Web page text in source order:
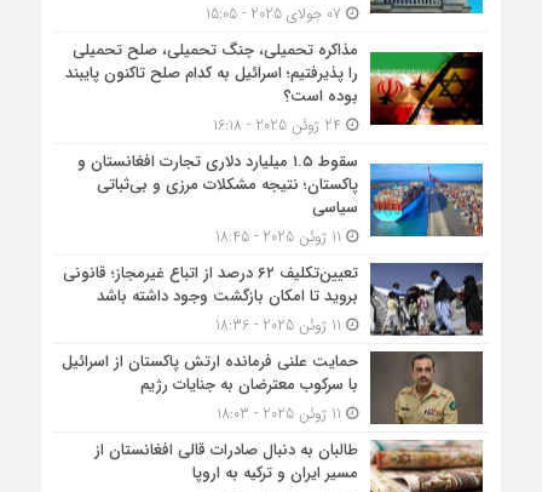
مذاکره تحمیلی، جنگ تحمیلی، صلح تحمیلی
را پذیرفتیم؛ اسرائیل به کدام صلح تاکنون پایبند
بوده است؟
سقوط ۱.۵ میلیارد دلاری تجارت افغانستان و
پاکستان؛ نتیجه مشکلات مرزی و بی‌ثباتی
سیاسی
تعیین‌تکلیف ۶۲ درصد از اتباع غیرمجاز؛ قانونی
بروید تا امکان بازگشت وجود داشته باشد
حمایت علنی فرمانده ارتش پاکستان از اسرائیل
با سرکوب معترضان به جنایات رژیم
طالبان به دنبال صادرات قالی افغانستان از
مسیر ایران و ترکیه به اروپا